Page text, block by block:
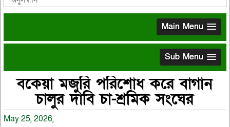
Main Menu
Sub Menu
বকেয়া মজুরি পরিশোধ করে বাগান
চালুর দাবি চা-শ্রমিক সংঘের
May 25, 2026,